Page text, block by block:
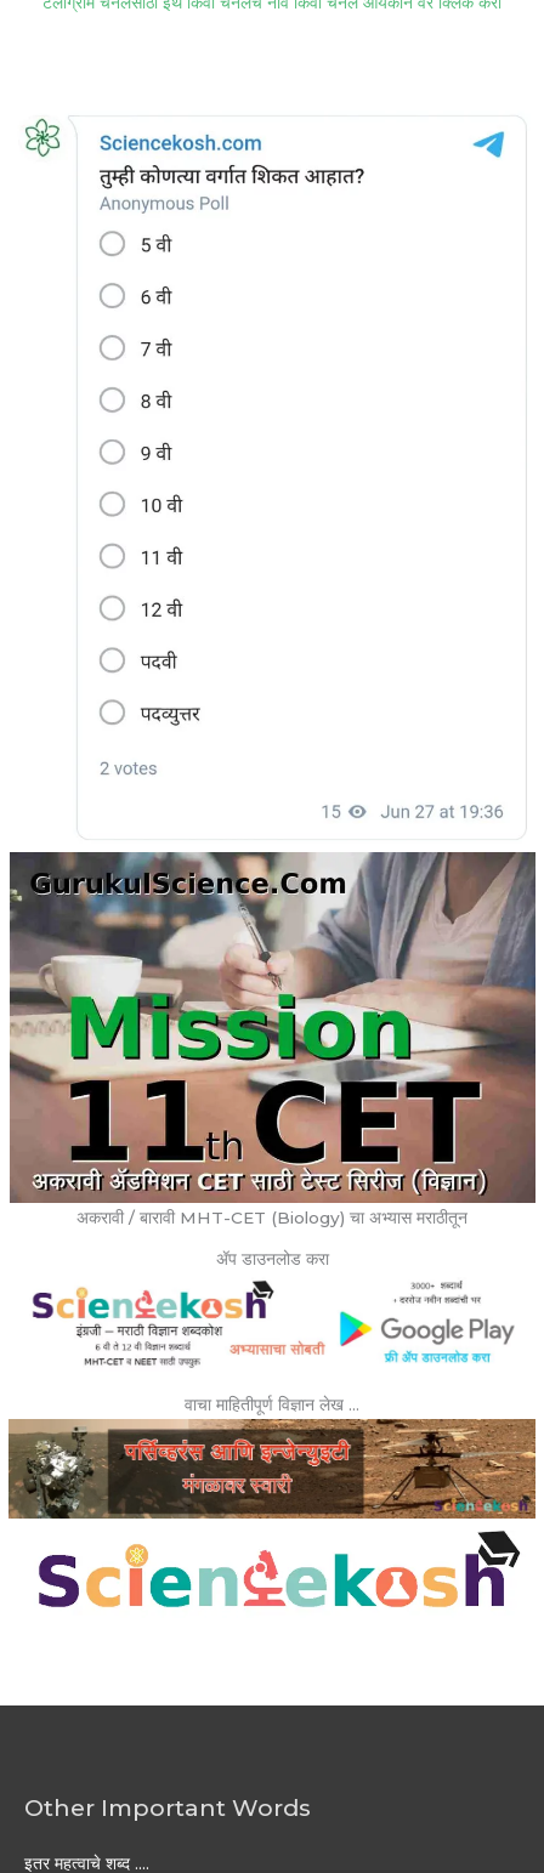
अकरावी / बारावी MHT-CET (Biology) चा अभ्यास मराठीतून
ॲप डाउनलोड करा
वाचा माहितीपूर्ण विज्ञान लेख …
Other Important Words
इतर महत्वाचे शब्द ....